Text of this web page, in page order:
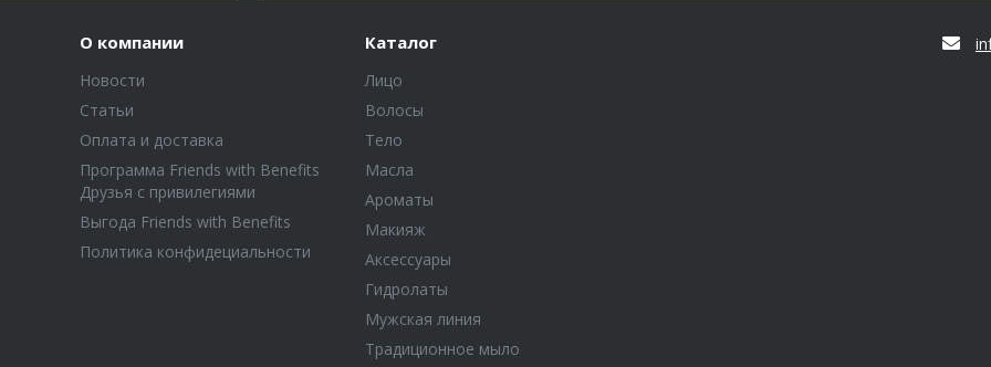
О компании
Новости
Статьи
Оплата и доставка
Программа Friends with Benefits
Друзья с привилегиями
Выгода Friends with Benefits
Политика конфидециальности
Каталог
Лицо
Волосы
Тело
Масла
Ароматы
Макияж
Аксессуары
Гидролаты
Мужская линия
Традиционное мыло